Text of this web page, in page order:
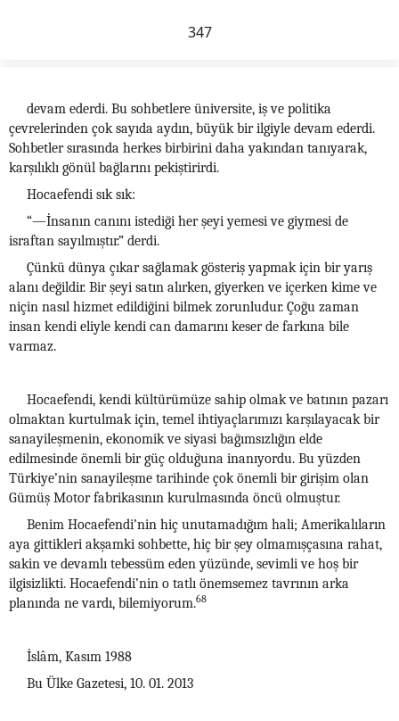
347
devam ederdi. Bu sohbetlere üniversite, iş ve politika
çevrelerinden çok sayıda aydın, büyük bir ilgiyle devam ederdi.
Sohbetler sırasında herkes birbirini daha yakından tanıyarak,
karşılıklı gönül bağlarını pekiştirirdi.
Hocaefendi sık sık:
“—İnsanın canını istediği her şeyi yemesi ve giymesi de
israftan sayılmıştır.” derdi.
Çünkü dünya çıkar sağlamak gösteriş yapmak için bir yarış
alanı değildir. Bir şeyi satın alırken, giyerken ve içerken kime ve
niçin nasıl hizmet edildiğini bilmek zorunludur. Çoğu zaman
insan kendi eliyle kendi can damarını keser de farkına bile
varmaz.
Hocaefendi, kendi kültürümüze sahip olmak ve batının pazarı
olmaktan kurtulmak için, temel ihtiyaçlarımızı karşılayacak bir
sanayileşmenin, ekonomik ve siyasi bağımsızlığın elde
edilmesinde önemli bir güç olduğuna inanıyordu. Bu yüzden
Türkiye’nin sanayileşme tarihinde çok önemli bir girişim olan
Gümüş Motor fabrikasının kurulmasında öncü olmuştur.
Benim Hocaefendi’nin hiç unutamadığım hali; Amerikalıların
aya gittikleri akşamki sohbette, hiç bir şey olmamışçasına rahat,
sakin ve devamlı tebessüm eden yüzünde, sevimli ve hoş bir
ilgisizlikti. Hocaefendi’nin o tatlı önemsemez tavrının arka
planında ne vardı, bilemiyorum.68
İslâm, Kasım 1988
Bu Ülke Gazetesi, 10. 01. 2013